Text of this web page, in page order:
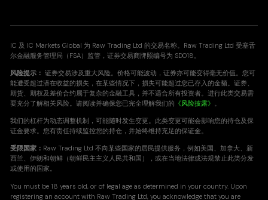
IC 及 IC Markets Global 为 Raw Trading Ltd 的交易名称。Raw Trading Ltd 受塞舌
尔金融服务管理局（FSA）监管，证券交易商牌照编号为 SD018。
风险提示： 证券交易涉及重大风险。价格可能波动，证券亦可能变得毫无价值。您可
能遭受超过潜在收益的损失，在某些情况下，损失可能超过您已存入的金额。证券、
期货、期权及差价合约属于复杂的金融工具，并不适合所有投资者。进行此类交易需
要充分了解相关风险。请阅读并确保您已完全理解我们的 《风险披露》 。
我们的杠杆为动态调整机制，可能随时发生变更。此类变更可能会影响您的持仓及保
证金要求。您有责任持续监控您的持仓，并始终维持充足的保证金。
受限国家： Raw Trading Ltd 不向某些国家的居民提供服务，例如美国、加拿大、新
西兰、伊朗和朝鲜（朝鲜民主主义人民共和国），或在当地法律或法规禁止此类分发
或使用的国家。
You must be 18 years old, or of legal age as determined in your country. Upon
registering an account with Raw Trading Ltd, you acknowledge that you are